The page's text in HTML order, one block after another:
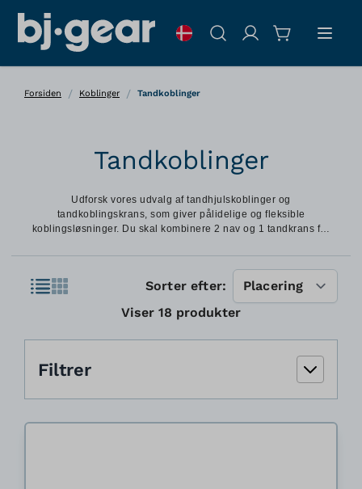
Søg
Forsiden / Koblinger / Tandkoblinger
Tandkoblinger
Udforsk vores udvalg af tandhjulskoblinger og
tandkoblingskrans, som giver pålidelige og fleksible
koblingsløsninger. Du skal kombinere 2 nav og 1 tandkrans for
Viser 18 produkter
Liste
Gitter Sorter efter:
Filtrer